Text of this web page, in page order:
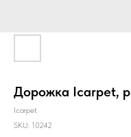
Дорожка Icarpet,
Icarpet
SKU: 10242